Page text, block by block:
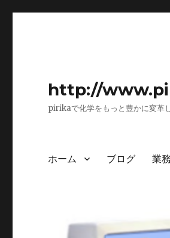
http://
pirikaで化学をもっと豊かに変革
ホーム ブログ 業